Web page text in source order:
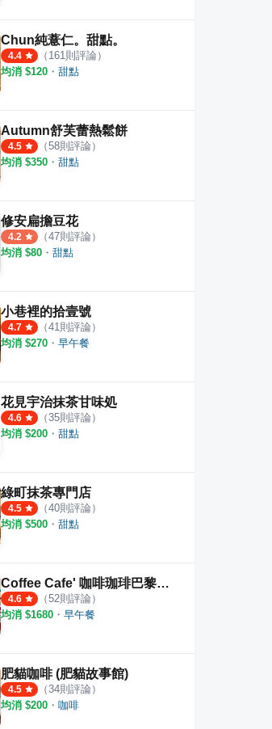
1則評論
Chun純薏仁。甜點。
4.4 （ 161 則評論）
均消 $120 ・ 甜點
Autumn舒芙蕾熱鬆餅
4.5 （58則評論）
均消 $350 ・ 甜點
修安扁擔豆花
4.2 （47則評論）
均消 $80 ・ 甜點
小巷裡的拾壹號
4.7 （41 則評論）
均消 $270 ・ 早午餐
花見宇治抹茶甘味処
4.6 （35則評論）
均消 $200 ・ 甜點
綠町抹茶專門店
4.5 （40則評論）
均消 $500 ・ 甜點
Coffee Cafe' 咖啡珈琲巴黎小餐館
4.6 （52則評論）
均消 $1680 ・ 早午餐
肥貓咖啡 (肥貓故事館)
4.5 （34則評論）
均消 $200 ・ 咖啡